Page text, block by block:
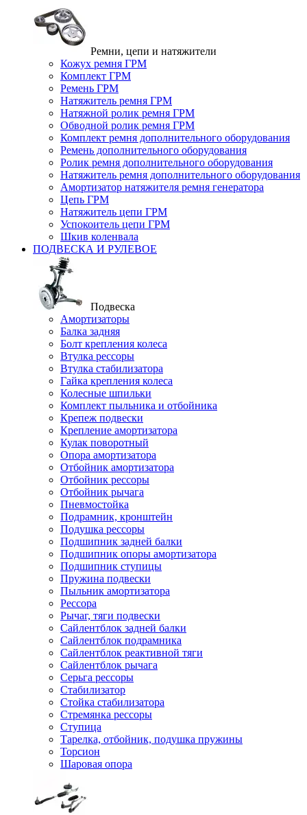
Ремни, цепи и натяжители
Кожух ремня ГРМ
Комплект ГРМ
Ремень ГРМ
Натяжитель ремня ГРМ
Натяжной ролик ремня ГРМ
Обводной ролик ремня ГРМ
Комплект ремня дополнительного оборудования
Ремень дополнительного оборудования
Ролик ремня дополнительного оборудования
Натяжитель ремня дополнительного оборудования
Амортизатор натяжителя ремня генератора
Цепь ГРМ
Натяжитель цепи ГРМ
Успокоитель цепи ГРМ
Шкив коленвала
ПОДВЕСКА И РУЛЕВОЕ
Подвеска
Амортизаторы
Балка задняя
Болт крепления колеса
Втулка рессоры
Втулка стабилизатора
Гайка крепления колеса
Колесные шпильки
Комплект пыльника и отбойника
Крепеж подвески
Крепление амортизатора
Кулак поворотный
Опора амортизатора
Отбойник амортизатора
Отбойник рессоры
Отбойник рычага
Пневмостойка
Подрамник, кронштейн
Подушка рессоры
Подшипник задней балки
Подшипник опоры амортизатора
Подшипник ступицы
Пружина подвески
Пыльник амортизатора
Рессора
Рычаг, тяги подвески
Сайлентблок задней балки
Сайлентблок подрамника
Сайлентблок реактивной тяги
Сайлентблок рычага
Серьга рессоры
Стабилизатор
Стойка стабилизатора
Стремянка рессоры
Ступица
Тарелка, отбойник, подушка пружины
Торсион
Шаровая опора